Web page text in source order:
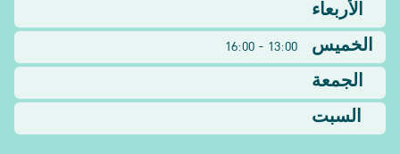
الأربعاء
الخميس
13:00 - 16:00
الجمعة
السبت